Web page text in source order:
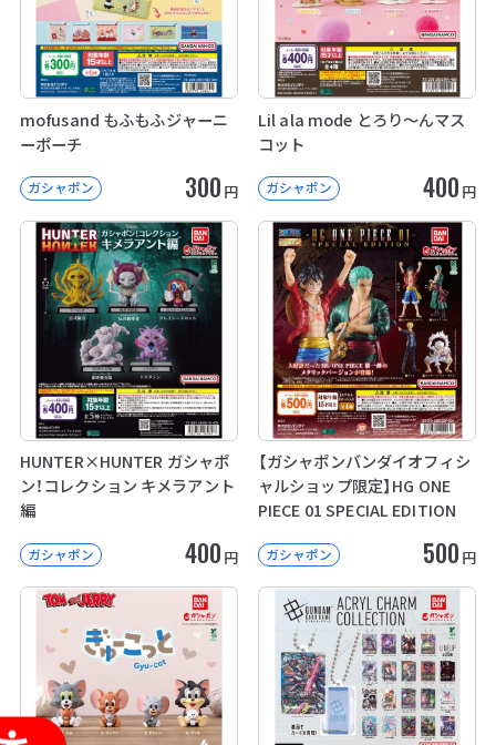
mofusand もふもふジャーニ
ーポーチ
ガシャポン 300 円
Lil ala mode とろり～んマス
コット
ガシャポン 400 円
HUNTER×HUNTER ガシャポ
ン！コレクション キメラアント
編
ガシャポン 400 円
【ガシャポンバンダイオフィシ
ャルショップ限定】HG ONE
PIECE 01 SPECIAL EDITION
ガシャポン 500 円